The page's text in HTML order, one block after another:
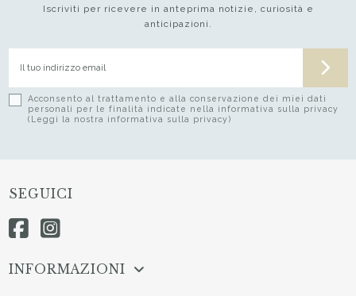
Iscriviti per ricevere in anteprima notizie, curiosità e
anticipazioni.
Acconsento al trattamento e alla conservazione dei miei dati
personali per le finalità indicate nella informativa sulla privacy
(Leggi la nostra informativa sulla privacy)
SEGUICI
INFORMAZIONI